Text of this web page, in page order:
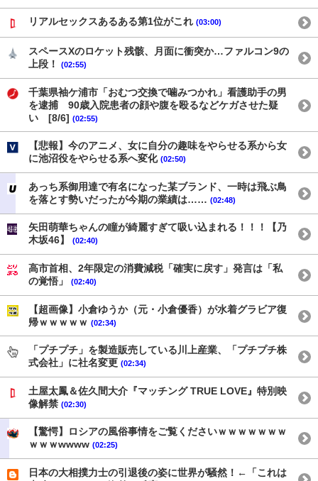
リアルセックスあるある第1位がこれ (03:00)
スペースXのロケット残骸、月面に衝突か…ファルコン9の
上段！
(02:55)
千葉県袖ケ浦市「おむつ交換で噛みつかれ」看護助手の男
を逮捕 90歳入院患者の顔や腹を殴るなどケガさせた疑
い [8/6] (02:55)
【悲報】今のアニメ、女に自分の趣味をやらせる系から女
に池沼役をやらせる系へ変化 (02:50)
あっち系御用達で有名になった某ブランド、一時は飛ぶ鳥
を落とす勢いだったが今期の業績は…… (02:48)
矢田萌華ちゃんの瞳が綺麗すぎて吸い込まれる！！！【乃
木坂46】
(02:40)
高市首相、2年限定の消費減税「確実に戻す」発言は「私
の覚悟」
(02:40)
【超画像】小倉ゆうか（元・小倉優香）が水着グラビア復
帰ｗｗｗｗｗ (02:34)
「プチプチ」を製造販売している川上産業、「プチプチ株
式会社」に社名変更 (02:34)
土屋太鳳＆佐久間大介『マッチング TRUE LOVE』特別映
像解禁 (02:30)
【驚愕】ロシアの風俗事情をご覧くださいｗｗｗｗｗｗｗ
ｗｗｗwwww (02:25)
日本の大相撲力士の引退後の姿に世界が騒然！←「これは